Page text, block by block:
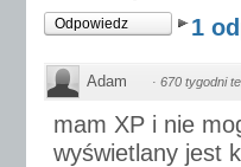
Odpowiedz 1
Adam · 670 tygodni
mam XP i nie
wyświetlany jest